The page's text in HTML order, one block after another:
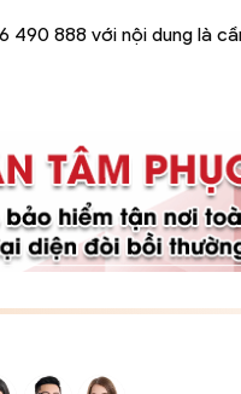
490 888 với nội dung là